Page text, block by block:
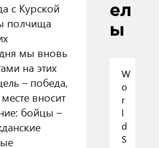
с Курской
полчища
мы вновь
на этих
– победа,
вносит
бойцы –
ел
ы
W
o
r
l
d
S